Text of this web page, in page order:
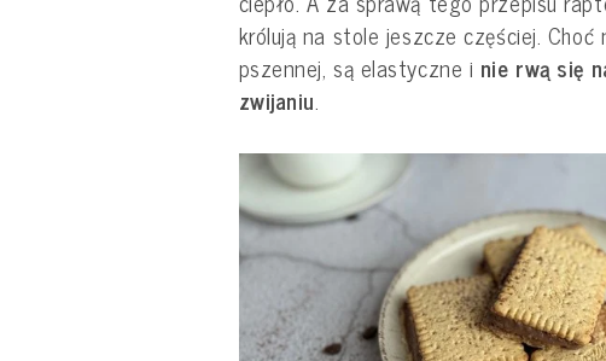
królują na stole jeszcze częściej. Choć
pszennej, są elastyczne i nie rwą się
zwijaniu.